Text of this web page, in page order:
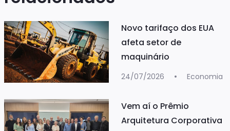
Novo tarifaço dos EUA
afeta setor de
maquinário
24/07/2026 Economia
Vem aí o Prêmio
Arquitetura Corporativa